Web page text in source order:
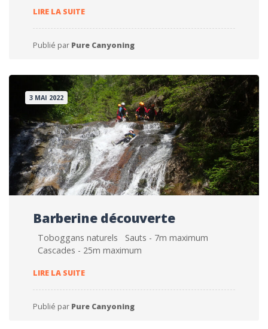
LIRE LA SUITEBALME DÉCOUVERTE
Publié par Pure Canyoning
3 MAI 2022
Barberine découverte
Toboggans naturels Sauts - 7m maximum
Cascades - 25m maximum
LIRE LA SUITEBARBERINE DÉCOUVERTE
Publié par Pure Canyoning